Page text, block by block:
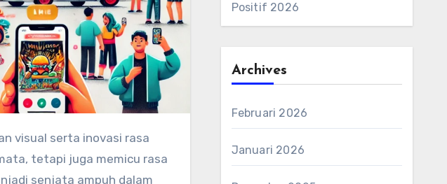
visual serta inovasi rasa
tetapi juga memicu rasa
senjata ampuh dalam
Positif 2026
Archives
Februari 2026
Januari 2026